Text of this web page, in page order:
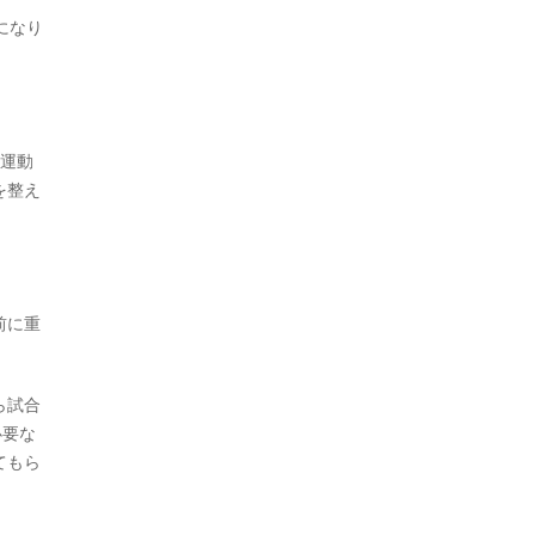
なり
動
え
に重
試合
な
もら